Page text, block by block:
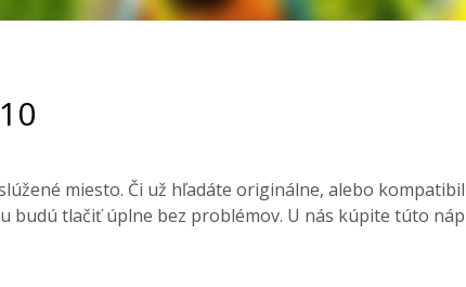
miesto. Či už hľadáte originálne, alebo
budú tlačiť úplne bez problémov. U nás kúpite túto